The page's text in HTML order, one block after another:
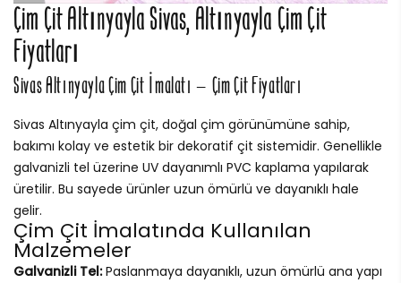
Çim Çit Altınyayla Sivas, Altınyayla Çim Çit
Fiyatları
Sivas Altınyayla Çim Çit İmalatı – Çim Çit Fiyatları
Sivas Altınyayla çim çit, doğal çim görünümüne sahip,
bakımı kolay ve estetik bir dekoratif çit sistemidir. Genellikle
galvanizli tel üzerine UV dayanımlı PVC kaplama yapılarak
üretilir. Bu sayede ürünler uzun ömürlü ve dayanıklı hale
gelir.
Çim Çit İmalatında Kullanılan
Malzemeler
Galvanizli Tel:Paslanmaya dayanıklı, uzun ömürlü ana yapı